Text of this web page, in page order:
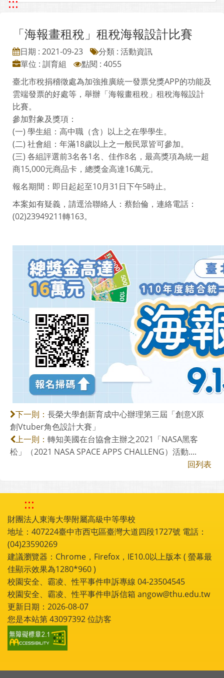
「海報畫租稅」租稅海報設計比賽
日期 : 2021-09-23
分類 : 活動資訊
單位 : 訓育組
點閱 : 4055
臺北市稅捐稽徵處為加強推廣統一發票兌獎APP的功能及
雲端發票的好處等，舉辦「海報畫租稅」租稅海報設計
比賽。
參加對象及獎項：
(一) 學生組：高中職（含）以上之在學學生。
(二) 社會組：年滿18歲以上之一般民眾皆可參加。
(三) 各組評選前3名各1名、佳作8名，最高獎項為統一超
商15,000元商品卡，總獎金高達16萬元。
報名期間：即日起起至10月31日下午5時止。
本案如有疑義，請逕洽聯絡人：蔡飴倫，連絡電話：
(02)23949211轉163。
下一則： 長榮大學創新育成中心辦理第三屆「創意X原
創Vtuber角色設計大賽」
上一則： 轉知美國在台協會主辦之2021「NASA黑客
松」（2021 NASA SPACE APPS CHALLENG）活動....
回列表
:::
財團法人東海大學附屬高級中等學校
地址：407224臺中市西屯區臺灣大道四段1727號 電話：
(04)23590269
建議瀏覽器：Chrome，Firefox，IE10.0以上版本 ( 螢幕最
佳顯示效果為1280*960 )
校園安全、霸凌、性平事件申訴專線 04-23504545
校園安全、霸凌、性平事件申訴信箱 angow@thu.edu.tw
更新日期：2026-08-07
您是本站第43097392位訪客